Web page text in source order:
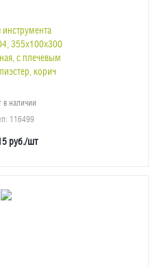
355х100х300
с плечевым
корич
в наличии
: 116499
руб./шт